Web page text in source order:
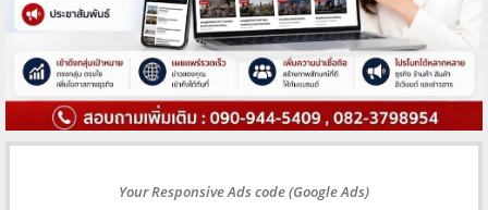
Your Responsive Ads code (Google Ads)